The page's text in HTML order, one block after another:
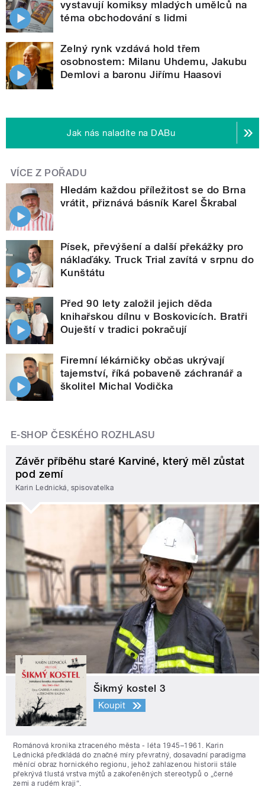
vystavují komiksy mladých umělců na
téma obchodování s lidmi
Zelný rynk vzdává hold třem
osobnostem: Milanu Uhdemu, Jakubu
Demlovi a baronu Jiřímu Haasovi
Jak nás naladíte na DABu
VÍCE Z POŘADU
Hledám každou příležitost se do Brna
vrátit, přiznává básník Karel Škrabal
Písek, převýšení a další překážky pro
náklaďáky. Truck Trial zavítá v srpnu do
Kunštátu
Před 90 lety založil jejich děda
knihařskou dílnu v Boskovicích. Bratři
Ouještí v tradici pokračují
Firemní lékárničky občas ukrývají
tajemství, říká pobaveně záchranář a
školitel Michal Vodička
E-SHOP ČESKÉHO ROZHLASU
Závěr příběhu staré Karviné, který měl zůstat
pod zemí
Karin Lednická, spisovatelka
Šikmý kostel 3
Koupit
Románová kronika ztraceného města - léta 1945–1961. Karin
Lednická předkládá do značné míry převratný, dosavadní paradigma
měnící obraz hornického regionu, jehož zahlazenou historii stále
překrývá tlustá vrstva mýtů a zakořeněných stereotypů o „černé
zemi a rudém kraji“.